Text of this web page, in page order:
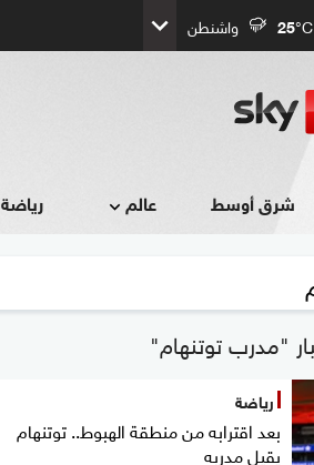
25°C واشنطن
شرق أوسط عالم رياضة
رياضة
بعد اقترابه من منطقة الهبوط.. توتنهام
يقيل مدربه